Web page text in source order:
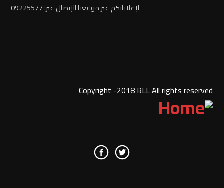
لإعلاناتكم عبر موقعنا الإتصال عبر: 09225577
Copyright -2018 RLL All rights reserved